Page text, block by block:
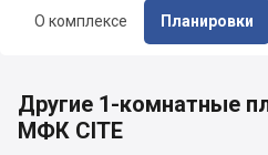
О комплексе Планировки
Другие 1-комнатные
МФК CITE